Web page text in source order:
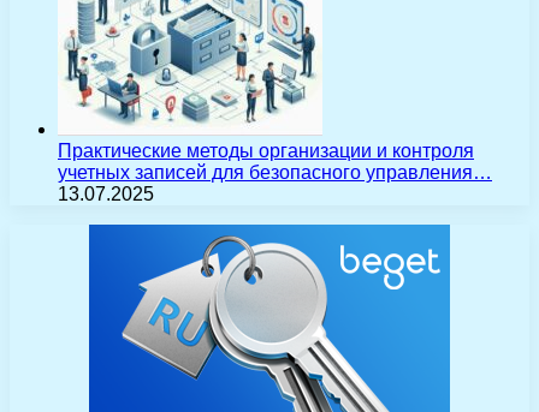
Практические методы организации и контроля
учетных записей для безопасного управления…
13.07.2025